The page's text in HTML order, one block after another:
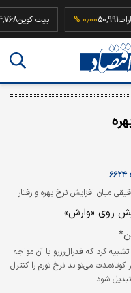
درهم امارات50,991 بیت
میان افزایش نرخ بهره و رفتار
روی «وارش»
کرد که فدرال‌رزرو با آن مواجه
می‌تواند نرخ تورم را کنترل
شود.